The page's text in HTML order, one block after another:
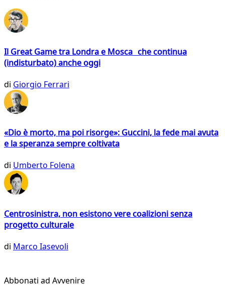
Il Great Game tra Londra e Mosca che continua
(indisturbato) anche oggi
di Giorgio Ferrari
«Dio è morto, ma poi risorge»: Guccini, la fede mai avuta
e la speranza sempre coltivata
di Umberto Folena
Centrosinistra, non esistono vere coalizioni senza
progetto culturale
di Marco Iasevoli
Abbonati ad Avvenire